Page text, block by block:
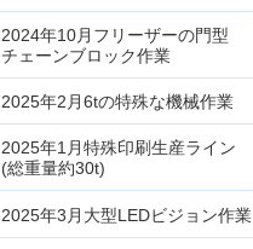
お問合せ
2024年10月フリーザーの門型
チェーンブロック作業
2025年2月6tの特殊な機械作業
2025年1月特殊印刷生産ライン
(総重量約30t)
2025年3月大型LEDビジョン作業